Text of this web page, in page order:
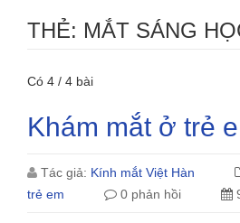
THẺ: MẮT SÁNG
Có 4 / 4 bài
Khám mắt ở trẻ
Tác giả: Kính mắt Việt Hàn
trẻ em
0 phản hồi